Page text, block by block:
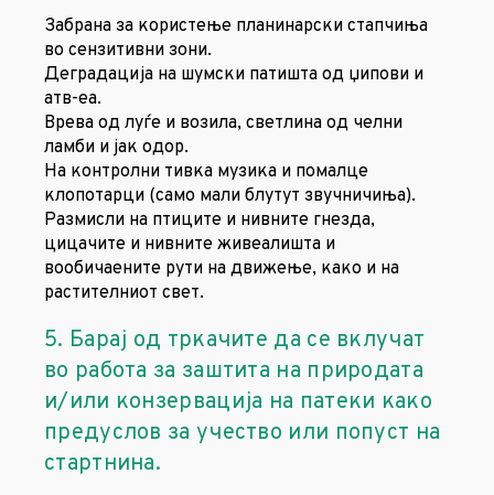
Забрана за користење планинарски стапчиња
во сензитивни зони.
Деградација на шумски патишта од џипови и
атв-еа.
Врева од луѓе и возила, светлина од челни
ламби и јак одор.
На контролни тивка музика и помалце
клопотарци (само мали блутут звучничиња).
Размисли на птиците и нивните гнезда,
цицачите и нивните живеалишта и
вообичаените рути на движење, како и на
растителниот свет.
5. Барај од тркачите да се вклучат
во работа за заштита на природата
и/или конзервација на патеки како
предуслов за учество или попуст на
стартнина.